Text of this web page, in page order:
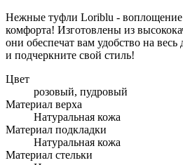
Нежные туфли Loriblu - воплощение
комфорта! Изготовлены из
они обеспечат вам удобство на
и подчеркните свой стиль!
Цвет
розовый, пудровый
Материал верха
Натуральная кожа
Материал подкладки
Натуральная кожа
Материал стельки